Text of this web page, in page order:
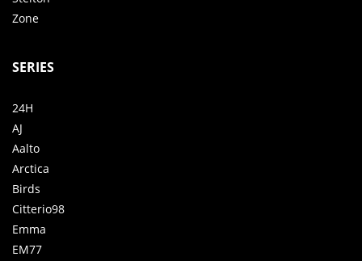
Zone
SERIES
24H
AJ
Aalto
Arctica
Birds
Citterio98
Emma
EM77